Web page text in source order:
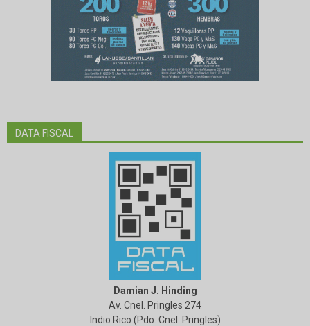
DATA FISCAL
Damian J. Hinding
Av. Cnel. Pringles 274
Indio Rico (Pdo. Cnel. Pringles)